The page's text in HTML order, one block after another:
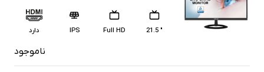
" 21.5
Full HD
IPS دارد
ناموجود